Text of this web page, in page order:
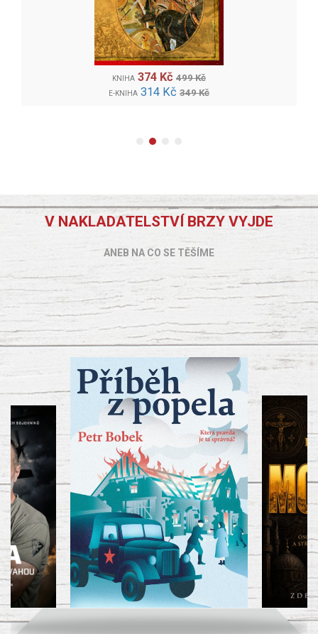
KNIHA 374 Kč 499 Kč
E-KNIHA 314 Kč 349 Kč
V NAKLADATELSTVÍ BRZY VYJDE
ANEB NA CO SE TĚŠÍME